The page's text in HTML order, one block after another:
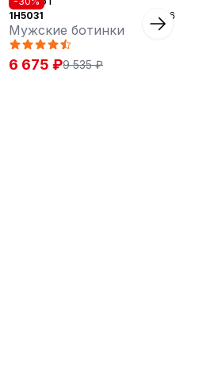
1H5031
40-46
Мужские ботинки
6 675 ₽9 535 ₽